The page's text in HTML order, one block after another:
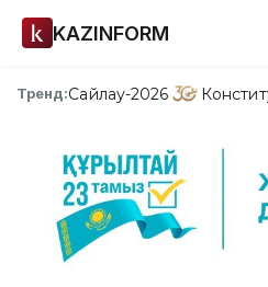
KAZINFORM
Тренд:Сайлау-2026